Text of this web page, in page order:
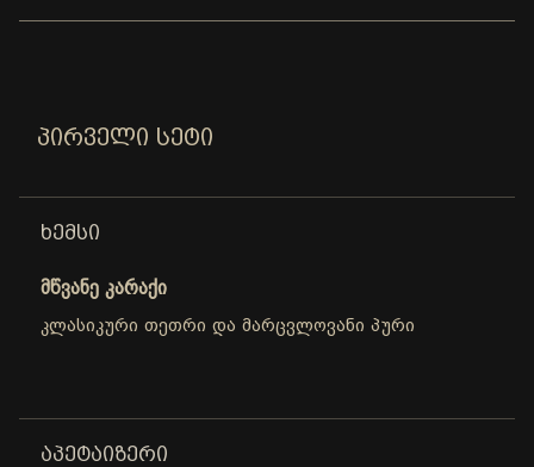
ᲞᲘᲠᲕᲔᲚᲘ ᲡᲔᲢᲘ
ᲮᲔᲛᲡᲘ
მწვანე კარაქი
კლასიკური თეთრი და მარცვლოვანი პური
ᲐᲞᲔᲢᲐᲘᲖᲔᲠᲘ